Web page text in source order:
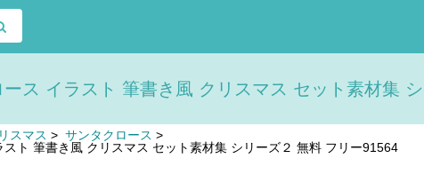
ス イラスト 筆書き風 クリスマス セット素材集
スマス > サンタクロース >
ト 筆書き風 クリスマス セット素材集 シリーズ２ 無料 フリー91564